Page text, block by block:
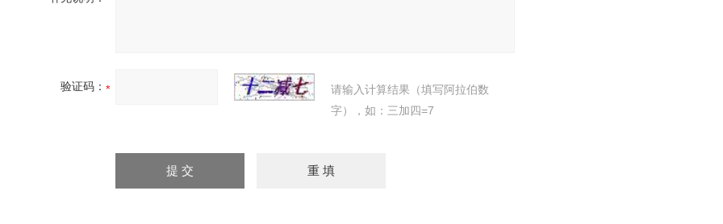
验证码：
请输入计算结果（填写阿拉伯数
字），如：三加四=7